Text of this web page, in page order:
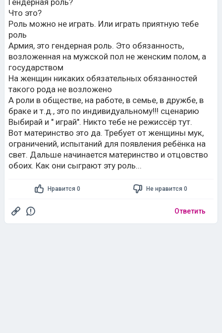
Что это?
Роль можно не играть. Или играть приятную тебе
роль
Армия, это гендерная роль. Это обязанность,
возложенная на мужской пол не женским полом, а
государством
На женщин никаких обязательных обязанностей
такого рода не возложено
А роли в обществе, на работе, в семье, в дружбе, в
браке и т.д., это по индивидуальному!!! сценарию
Выбирай и " играй". Никто тебе не режиссёр тут.
Вот материнство это да. Требует от женщины мук,
ограничений, испытаний для появления ребёнка на
свет. Дальше начинается материнство и отцовство
обоих. Как они сыграют эту роль...
Нравится 0 Не нравится 0
Ответить